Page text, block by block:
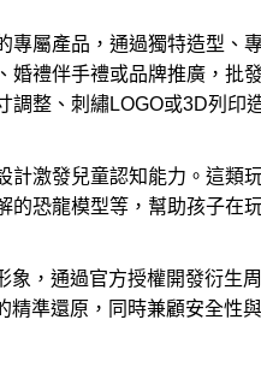
屬產品，通過獨特造型、
禮伴手禮或品牌推廣，批
整、刺繡LOGO或3D列印
激發兒童認知能力。這類
恐龍模型等，幫助孩子在
，通過官方授權開發衍生
準還原，同時兼顧安全性